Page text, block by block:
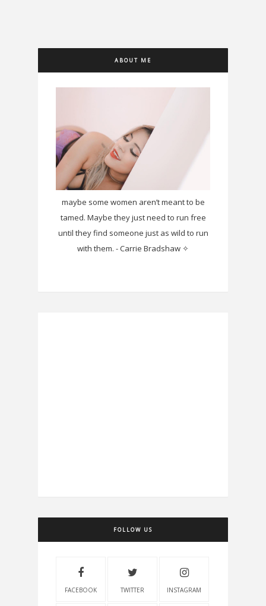
ABOUT ME
maybe some women aren’t meant to be
tamed. Maybe they just need to run free
until they find someone just as wild to run
with them. - Carrie Bradshaw ✧
FOLLOW US
FACEBOOK TWITTER INSTAGRAM